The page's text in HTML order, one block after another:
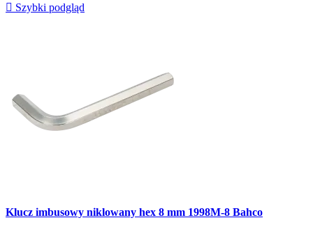
 Szybki podgląd
Klucz imbusowy niklowany hex 8 mm 1998M-8 Bahco